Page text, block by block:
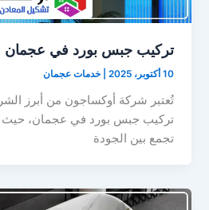
تركيب جبس بورد في عجمان
10 أكتوبر، 2025 |خدمات عجمان
تُعتبر شركة أوكساجون من أبرز
تركيب جبس بورد في عجمان، حيث
تجمع بين الجودة